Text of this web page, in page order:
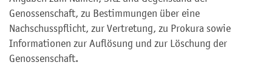
Genossenschaft, zu Bestimmungen über eine
Nachschusspflicht, zur Vertretung, zu Prokura sowie
Informationen zur Auflösung und zur Löschung der
Genossenschaft.